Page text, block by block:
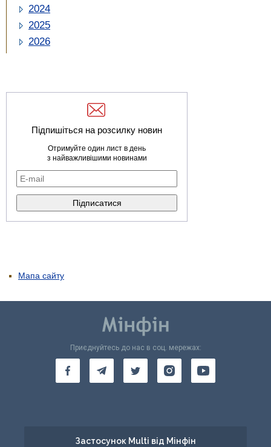
2024
2025
2026
Підпишіться на розсилку новин
Отримуйте один лист в день
з найважливішими новинами
Мапа сайту
Приєднуйтесь до нас в соц. мережах:
Застосунок Multi від Мінфін